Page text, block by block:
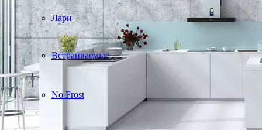
Лари
Встраиваемые
No Frost